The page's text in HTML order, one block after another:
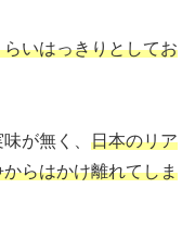
いはっきりとしてお
が無く、 日本のリア
らはかけ離れてしま